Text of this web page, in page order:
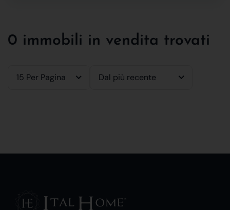
0 immobili in vendita trovati
15 Per Pagina Dal più recente